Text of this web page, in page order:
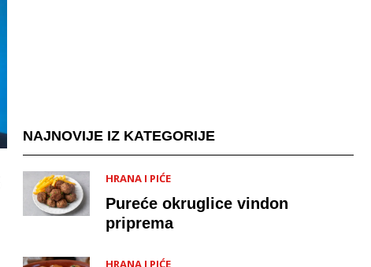
NAJNOVIJE IZ KATEGORIJE
HRANA I PIĆE
Pureće okruglice vindon
priprema
HRANA I PIĆE